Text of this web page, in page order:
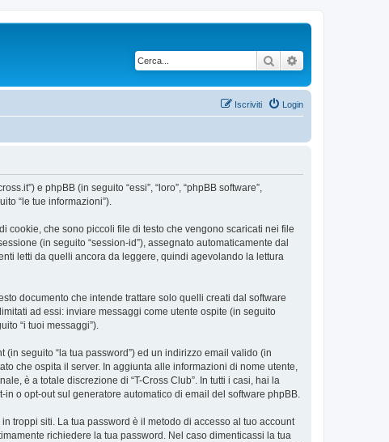
Cerca
Login
Iscriviti
e phpBB (in seguito “essi”, “loro”, “phpBB software”,
“le tue informazioni”).
cookie, che sono piccoli file di testo che vengono scaricati nei file
(in seguito “session-id”), assegnato automaticamente dal
letti da quelli ancora da leggere, quindi agevolando la lettura
documento che intende trattare solo quelli creati dal software
ad essi: inviare messaggi come utente ospite (in seguito
“i tuoi messaggi”).
seguito “la tua password”) ed un indirizzo email valido (in
che ospita il server. In aggiunta alle informazioni di nome utente,
è a totale discrezione di “T-Cross Club”. In tutti i casi, hai la
o opt-out sul generatore automatico di email del software phpBB.
troppi siti. La tua password è il metodo di accesso al tuo account
richiedere la tua password. Nel caso dimenticassi la tua